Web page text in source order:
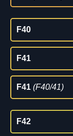
F40
F41
F41 (F40/41)
F42